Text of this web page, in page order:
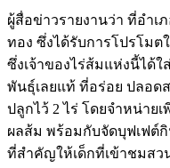
ผู้สื่อข่าวรายงานว่า ที่อำ
ทอง ซึ่งได้รับการโปรโมต
ซึ่งเจ้าของไร่ส้มแห่งนี้ได้
พันธุ์เลยแท้ ที่อร่อย ปลอ
ปลูกไว้ 2 ไร่ โดยจำหน่าย
ผลส้ม พร้อมกับจัดบุฟเฟต์
ที่สำคัญให้เด็กที่เข้าชมสว